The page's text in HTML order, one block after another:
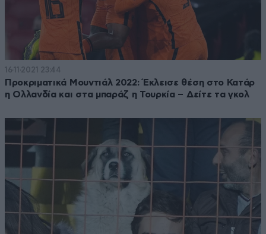
16·11·2021 23:44
Προκριματικά Μουντιάλ 2022: Έκλεισε θέση στο Κατάρ
η Ολλανδία και στα μπαράζ η Τουρκία – Δείτε τα γκολ